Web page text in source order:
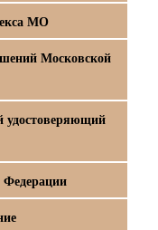
МО
Московской